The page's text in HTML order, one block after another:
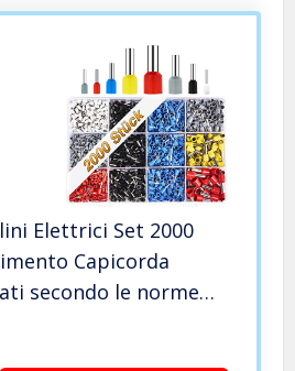
Capicorda
secondo le norme
– Crimpatrice